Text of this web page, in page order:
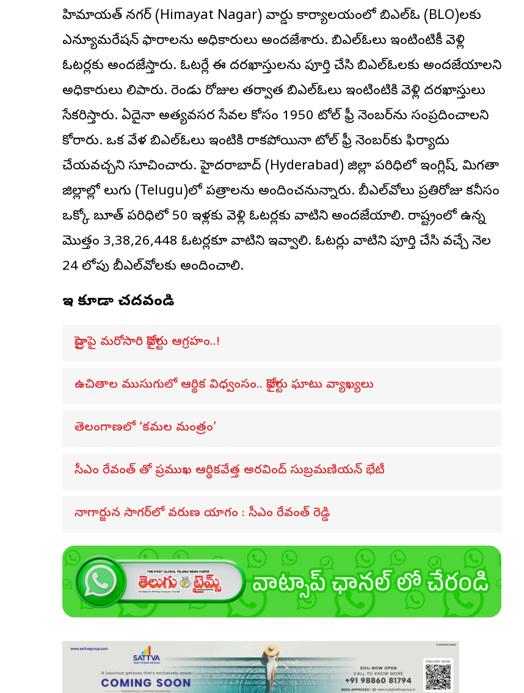
హిమాయత్ నగర్ (Himayat Nagar) వార్డు కార్యాలయంలో బిఎల్ఓ (BLO)లకు
ఎన్యూమరేషన్ ఫారాలను అధికారులు అందజేశారు. బిఎల్ఓలు ఇంటింటికీ వెళ్లి
ఓటర్లకు అందజేస్తారు. ఓటర్లే ఈ దరఖాస్తులను పూర్తి చేసి బిఎల్ఓలకు అందజేయాలని
అధికారులు తెలిపారు. రెండు రోజుల తర్వాత బిఎల్ఓలు ఇంటింటికి వెళ్లి దరఖాస్తులు
సేకరిస్తారు. ఏదైనా అత్యవసర సేవల కోసం 1950 టోల్ ఫ్రీ నెంబర్‌ను సంప్రదించాలని
కోరారు. ఒక వేళ బిఎల్ఓలు ఇంటికి రాకపోయినా టోల్ ఫ్రీ నెంబర్‌కు ఫిర్యాదు
చేయవచ్చని సూచించారు. హైదరాబాద్ (Hyderabad) జిల్లా పరిధిలో ఇంగ్లిష్, మిగతా
జిల్లాల్లో తెలుగు (Telugu)లో పత్రాలను అందించనున్నారు. బీఎల్‌వోలు ప్రతిరోజు కనీసం
ఒక్కో బూత్ పరిధిలో 50 ఇళ్లకు వెళ్లి ఓటర్లకు వాటిని అందజేయాలి. రాష్ట్రంలో ఉన్న
మొత్తం 3,38,26,448 ఓటర్లకూ వాటిని ఇవ్వాలి. ఓటర్లు వాటిని పూర్తి చేసి వచ్చే నెల
24 లోపు బీఎల్‌వోలకు అందించాలి.
ఇవి కూడా చదవండి
హైడ్రాపై మరోసారి హైకోర్టు ఆగ్రహం..!
ఉచితాల ముసుగులో ఆర్థిక విధ్వంసం.. హైకోర్టు ఘాటు వ్యాఖ్యలు
తెలంగాణలో ‘కమల మంత్రం’
సీఎం రేవంత్ తో ప్రముఖ ఆర్థికవేత్త అరవింద్‌ సుబ్రమణియన్ భేటీ
నాగార్జున సాగ‌ర్‌లో వరుణ యాగం : సీఎం రేవంత్ రెడ్డి